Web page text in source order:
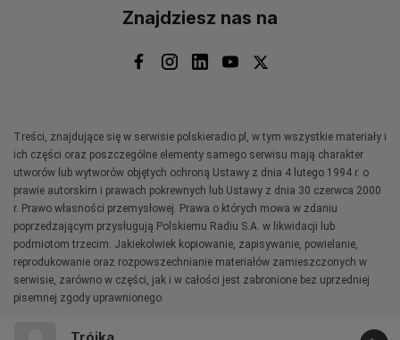
Znajdziesz nas na
Treści, znajdujące się w serwisie polskieradio.pl, w tym wszystkie materiały i
ich części oraz poszczególne elementy samego serwisu mają charakter
utworów lub wytworów objętych ochroną Ustawy z dnia 4 lutego 1994 r. o
prawie autorskim i prawach pokrewnych lub Ustawy z dnia 30 czerwca 2000
r. Prawo własności przemysłowej. Prawa o których mowa w zdaniu
poprzedzającym przysługują Polskiemu Radiu S.A. w likwidacji lub
podmiotom trzecim. Jakiekolwiek kopiowanie, zapisywanie, powielanie,
reprodukowanie oraz rozpowszechnianie materiałów zamieszczonych w
serwisie, zarówno w części, jak i w całości jest zabronione bez uprzedniej
pisemnej zgody uprawnionego.